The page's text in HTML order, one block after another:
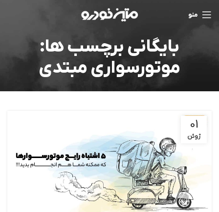
منو
بایگانی برچسب ها:
موتورسواری مبتدی
01
ژوئن